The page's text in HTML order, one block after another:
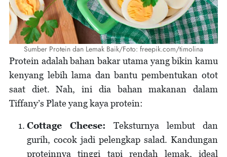
Sumber Protein dan Lemak Baik/Foto: freepik.com/timolina
Protein adalah bahan bakar utama yang bikin kamu
kenyang lebih lama dan bantu pembentukan otot
saat diet. Nah, ini dia bahan makanan dalam
Tiffany’s Plate yang kaya protein:
Cottage Cheese: Teksturnya lembut dan
gurih, cocok jadi pelengkap salad. Kandungan
proteinnya tinggi tapi rendah lemak, ideal